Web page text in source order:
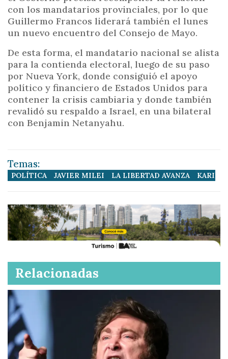
con los mandatarios provinciales, por lo que
Guillermo Francos liderará también el lunes
un nuevo encuentro del Consejo de Mayo.
De esta forma, el mandatario nacional se alista
para la contienda electoral, luego de su paso
por Nueva York, donde consiguió el apoyo
político y financiero de Estados Unidos para
contener la crisis cambiaria y donde también
revalidó su respaldo a Israel, en una bilateral
con Benjamin Netanyahu.
Temas:
POLÍTICA JAVIER MILEI LA LIBERTAD AVANZA
Relacionadas